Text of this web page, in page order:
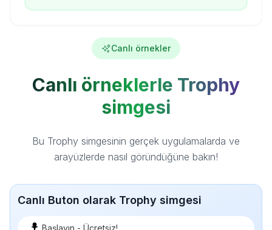
Canlı örnekler
Canlı örneklerle Trophy
simgesi
Bu Trophy simgesinin gerçek uygulamalarda ve
arayüzlerde nasıl göründüğüne bakın!
Canlı Buton olarak Trophy simgesi
Başlayın - Ücretsiz!